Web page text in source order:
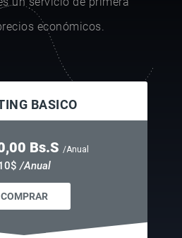
económicos.
BASICO
Bs.S /Anual
/Anual
COMPRAR